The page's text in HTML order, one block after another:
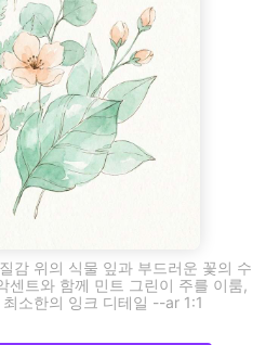
감 위의 식물 잎과 부드러운 꽃의 수
센트와 함께 민트 그린이 주를 이룸,
소한의 잉크 디테일 --ar 1:1